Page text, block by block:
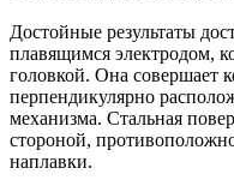
Достойные результаты
плавящимся электродом,
головкой. Она совершает
перпендикулярно
механизма. Стальная
стороной,
наплавки.